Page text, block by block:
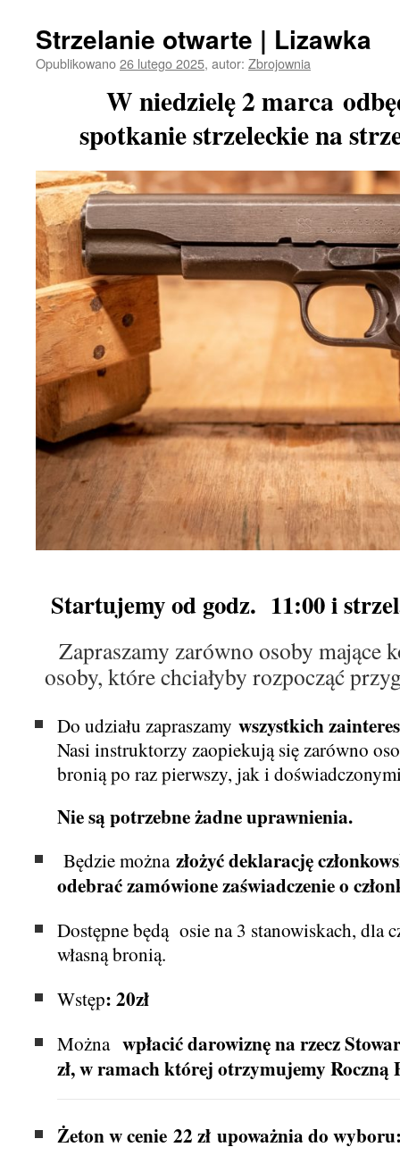
Strzelanie otwarte | Lizawka
Opublikowano26 lutego 2025, autor: Zbrojownia
W niedzielę 2 marca
spotkanie strzeleckie na
Startujemy od godz. 11:00 i
Zapraszamy zarówno osoby mające
osoby, które chciałyby rozpocząć
Do udziału zapraszamy wszystkich
Nasi instruktorzy zaopiekują się zarówno
bronią po raz pierwszy, jak i
Nie są potrzebne żadne uprawnienia.
Będzie można złożyć deklarację
odebrać zamówione zaświadczenie o
Dostępne będą osie na 3 stanowiskach, dla
własną bronią.
Wstęp: 20zł
Można wpłacić darowiznę na rzecz
zł, w ramach której otrzymujemy Roczną
Żeton w cenie 22 zł upoważnia do